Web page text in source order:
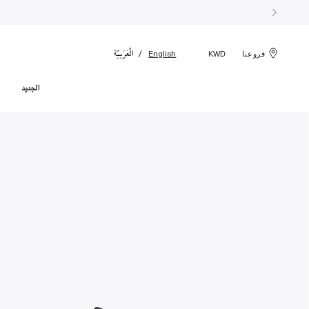
فروعنا KWD
English الْعَرَبيّة
الجديد